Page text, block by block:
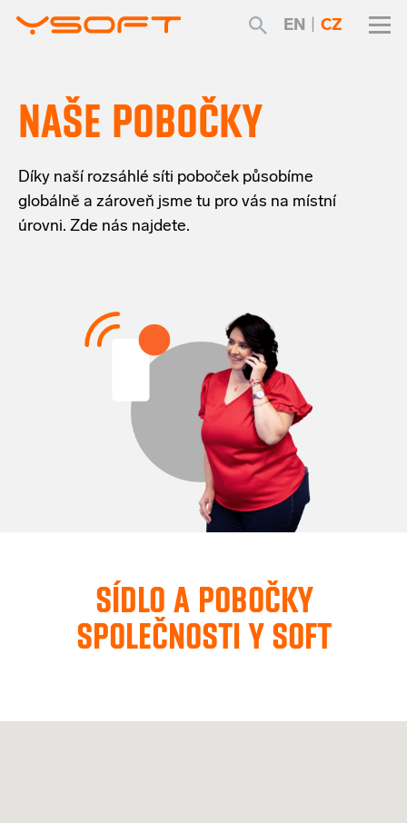
EN CZ
NAŠE POBOČKY
Díky naší rozsáhlé síti poboček působíme
globálně a zároveň jsme tu pro vás na místní
úrovni. Zde nás najdete.
SÍDLO A POBOČKY
SPOLEČNOSTI Y SOFT